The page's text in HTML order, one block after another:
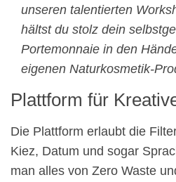
unseren talentierten
hältst du stolz dein
Portemonnaie in den
eigenen Naturkosmetik-
Plattform für
Die Plattform erlaubt die
Kiez, Datum und sogar
man alles von Zero Waste